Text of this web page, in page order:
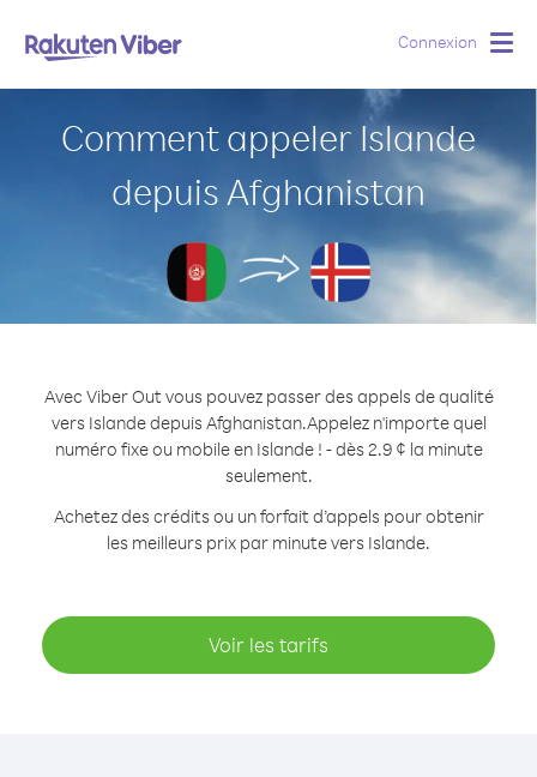
Connexion
Comment appeler Islande
depuis Afghanistan
Avec Viber Out vous pouvez passer des appels de qualité
vers Islande depuis Afghanistan.Appelez n'importe quel
numéro fixe ou mobile en Islande ! - dès 2.9 ¢ la minute
seulement.
Achetez des crédits ou un forfait d’appels pour obtenir
les meilleurs prix par minute vers Islande.
Voir les tarifs